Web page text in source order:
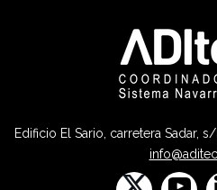
Edificio El Sario, carretera Sadar,